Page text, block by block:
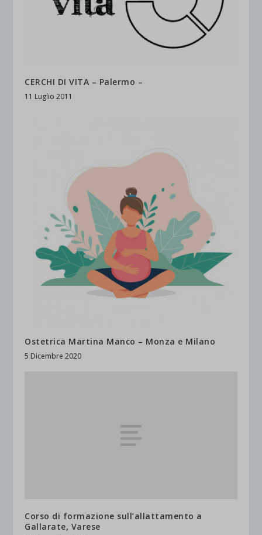
CERCHI DI VITA – Palermo –
11 Luglio 2011
Ostetrica Martina Manco – Monza e Milano
5 Dicembre 2020
Corso di formazione sull’allattamento a
Gallarate, Varese